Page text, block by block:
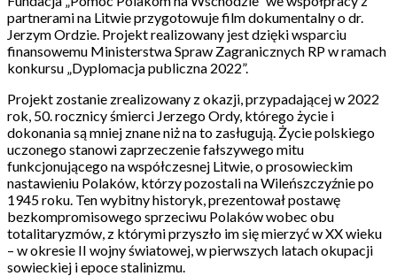
partnerami na Litwie przygotowuje film dokumentalny o dr.
Jerzym Ordzie. Projekt realizowany jest dzięki wsparciu
finansowemu Ministerstwa Spraw Zagranicznych RP w ramach
konkursu „Dyplomacja publiczna 2022”.
Projekt zostanie zrealizowany z okazji, przypadającej w 2022
rok, 50. rocznicy śmierci Jerzego Ordy, którego życie i
dokonania są mniej znane niż na to zasługują. Życie polskiego
uczonego stanowi zaprzeczenie fałszywego mitu
funkcjonującego na współczesnej Litwie, o prosowieckim
nastawieniu Polaków, którzy pozostali na Wileńszczyźnie po
1945 roku. Ten wybitny historyk, prezentował postawę
bezkompromisowego sprzeciwu Polaków wobec obu
totalitaryzmów, z którymi przyszło im się mierzyć w XX wieku
– w okresie II wojny światowej, w pierwszych latach okupacji
sowieckiej i epoce stalinizmu.